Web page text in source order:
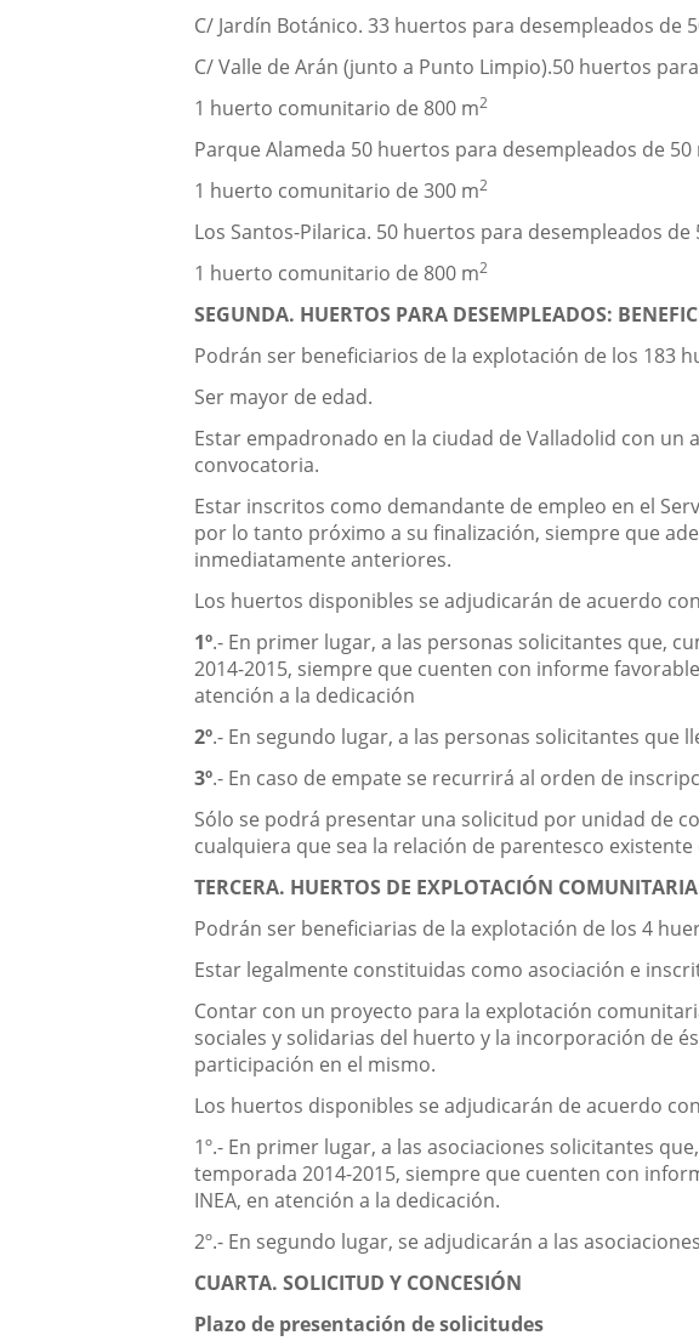
C/ Jardín Botánico. 33 huertos para desempleados de
C/ Valle de Arán (junto a Punto Limpio).50 huertos
1 huerto comunitario de 800 m2
Parque Alameda 50 huertos para desempleados de 50
1 huerto comunitario de 300 m2
Los Santos-Pilarica. 50 huertos para desempleados de
1 huerto comunitario de 800 m2
SEGUNDA. HUERTOS PARA DESEMPLEADOS:
Podrán ser beneficiarios de la explotación de los 183
Ser mayor de edad.
Estar empadronado en la ciudad de Valladolid con
convocatoria.
Estar inscritos como demandante de empleo en el
por lo tanto próximo a su finalización, siempre que
inmediatamente anteriores.
Los huertos disponibles se adjudicarán de acuerdo
1º.- En primer lugar, a las personas solicitantes que,
2014-2015, siempre que cuenten con informe
atención a la dedicación
2º.- En segundo lugar, a las personas solicitantes que
3º.- En caso de empate se recurrirá al orden de
Sólo se podrá presentar una solicitud por unidad de
cualquiera que sea la relación de parentesco
TERCERA. HUERTOS DE EXPLOTACIÓN
Podrán ser beneficiarias de la explotación de los 4
Estar legalmente constituidas como asociación e
Contar con un proyecto para la explotación
sociales y solidarias del huerto y la incorporación de
participación en el mismo.
Los huertos disponibles se adjudicarán de acuerdo
1º.- En primer lugar, a las asociaciones solicitantes
temporada 2014-2015, siempre que cuenten con
INEA, en atención a la dedicación.
2º.- En segundo lugar, se adjudicarán a las
CUARTA. SOLICITUD Y CONCESIÓN
Plazo de presentación de solicitudes